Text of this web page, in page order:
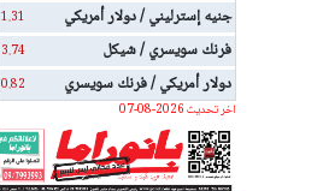
جنيه إسترليني / دولار أمريكي 1.31
فرنك سويسري / شيكل 3.74
دولار أمريكي / فرنك سويسري
0.82
اخر تحديث 2026-08-07